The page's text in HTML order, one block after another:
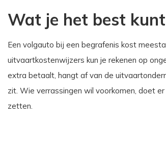
Wat je het best
Een volgauto bij een begrafenis kost
uitvaartkostenwijzers kun je rekenen op
extra betaalt, hangt af van de
zit. Wie verrassingen wil voorkomen, doet
zetten.